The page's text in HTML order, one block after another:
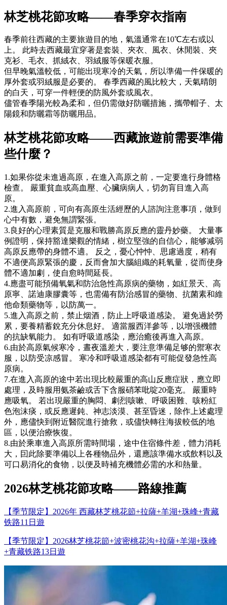
林芝桃花節攻略——春季穿衣指南
春季前往西藏的主要旅遊目的地，氣溫通常在10℃左右或以
上。 此時去西藏最宜穿著是套裝、夾衣、風衣、休閒裝、夾
克衫、毛衣、抓絨衣、羽絨服等保暖衣服。
但早晚氣溫較低，可能出現寒冷的天氣，所以準備一件保暖的
厚外套或羽絨服是必要的。 春季西藏的風比較大，天氣晴朗
的白天，可穿一件輕便的防風外套或風衣。
儘管春季陽光較為柔和，但仍需做好防曬措施，攜帶帽子、太
陽鏡和防曬霜等防曬用品。
林芝桃花節攻略——西藏旅遊前需要準備
些什麼？
1.如果你從未進過高原，在進入高原之前，一定要進行身體格
檢查。 嚴重貧血或高血壓、心臟病病人，切勿肓目進入高
原。
2.進入高原前，可向有高原生活經歷的人諮詢注意事項，做到
心中有數，避免無謂緊張。
3.良好的心理素質是克服和戰勝高原反應的靈丹妙藥。 大量事
例證明，保持豁達樂觀的情緒，樹立堅強的自信心，能够减弱
高原反應帶的身體不適。 反之，憂心忡忡、思慮過度，稍有
不適便高原緊張的慶，反而會加大腦組織的耗氧量，從而使身
體不適加劇，使自愈時間延長。
4.應盡可能預備氧氣和防治急性高原病的藥物，如紅景天、高
原寧、諾迪康膠囊等，也需備有防治感冒的藥物、抗菌素和維
他命類藥物等，以防萬一。
5.進入高原之前，禁止烟酒，防止上呼吸道感染。 避免過於勞
累，要養精蓄銳充分休息好。 適當服西洋參等，以增强機體
的抗缺氧能力。 如有呼吸道感染，應治癒後再進入高原。
6.由於高原氣候寒冷，晝夜溫差大，要注意準備足够的禦寒衣
服，以防受凉感冒。 寒冷和呼吸道感染都有可能促發急性高
原病。
7.在進入高原的途中若出現比較嚴重的高山反應症狀，應立即
處理，及時服用氨茶鹼或舌下含服硝苯吡啶20毫克。 嚴重時
應吸氧。 若出現嚴重的胸悶、劇烈咳嗽、呼吸困難、咳粉紅
色泡沫痰，或反應遲鈍、神志淡漠、甚至昏迷，除作上述處理
外，應儘快到附近醫院進行搶救，或儘快轉往海拔較低的地
區，以便治療恢復。
8.由於乘車進入高原所需時間場，途中住宿條件差，體力消耗
大，囙此除要準備以上各種物品外，還應該準備水或飲料以及
可口易消化的食物，以便及時補充機體必需的水和熱量。
2026林芝桃花節攻略——路線推薦
【季节限定】2026年 西藏林芝桃花節+拉薩+羊湖+珠峰+青藏
铁路11日遊
【季节限定】2026林芝桃花節+波密桃花沟+拉薩+羊湖+珠峰
+青藏铁路13日遊